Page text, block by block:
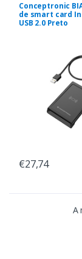
Conceptronic
de smart card
USB 2.0 Preto
€27,74
A